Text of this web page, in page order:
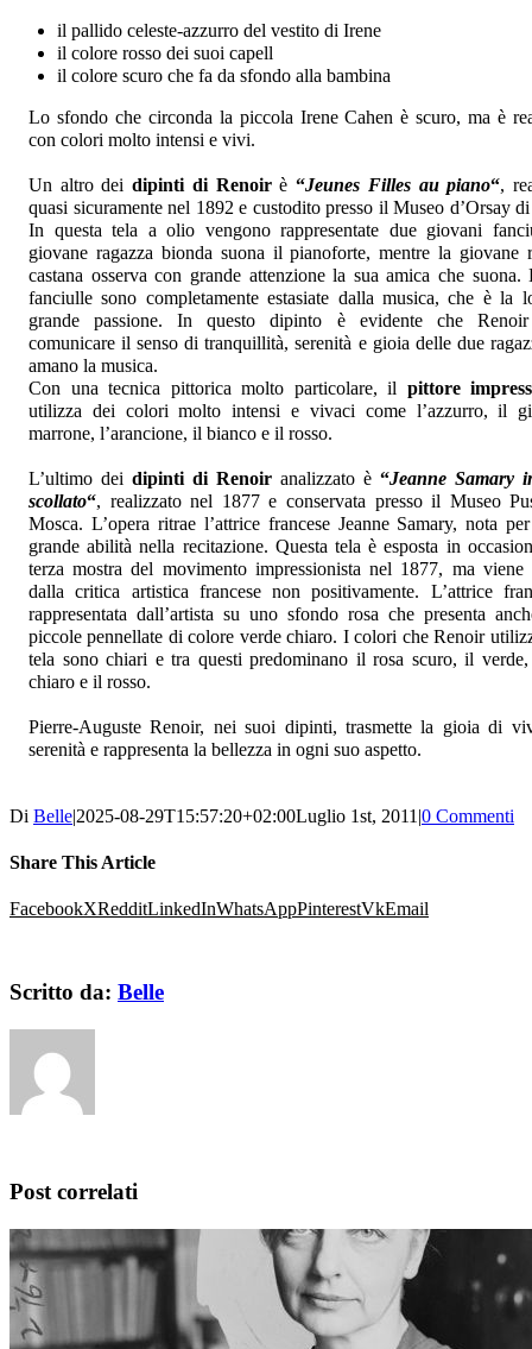
il pallido celeste-azzurro del vestito di Irene
il colore rosso dei suoi capell
il colore scuro che fa da sfondo alla bambina
Lo sfondo che circonda la piccola Irene Cahen è scuro, ma è
con colori molto intensi e vivi.
Un altro deidipinti di Renoirè“Jeunes Filles au piano“,
quasi sicuramente nel 1892 e custodito presso il Museo d’Orsay
In questa tela a olio vengono rappresentate due giovani
giovane ragazza bionda suona il pianoforte, mentre la giovane
castana osserva con grande attenzione la sua amica che suona.
fanciulle sono completamente estasiate dalla musica, che è la
grande passione. In questo dipinto è evidente che
comunicare il senso di tranquillità, serenità e gioia delle due
amano la musica.
Con una tecnica pittorica molto particolare, il pittore
utilizza dei colori molto intensi e vivaci come l’azzurro, il
marrone, l’arancione, il bianco e il rosso.
L’ultimo dei dipinti di Renoir analizzato è “Jeanne Samary
scollato“, realizzato nel 1877 e conservata presso il Museo
Mosca. L’opera ritrae l’attrice francese Jeanne Samary, nota
grande abilità nella recitazione. Questa tela è esposta in
terza mostra del movimento impressionista nel 1877, ma viene
dalla critica artistica francese non positivamente. L’attrice
rappresentata dall’artista su uno sfondo rosa che presenta
piccole pennellate di colore verde chiaro. I colori che Renoir
tela sono chiari e tra questi predominano il rosa scuro, il
chiaro e il rosso.
Pierre-Auguste Renoir, nei suoi dipinti, trasmette la gioia di
serenità e rappresenta la bellezza in ogni suo aspetto.
Di Belle|2025-08-29T15:57:20+02:00Luglio 1st, 2011 |0 Commenti
Share This Article
FacebookXRedditLinkedInWhatsAppPinterestVkEmail
Scritto da: Belle
Post correlati